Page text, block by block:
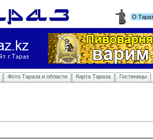
О
Фото Тараза и области Карта Тараза Гостиницы